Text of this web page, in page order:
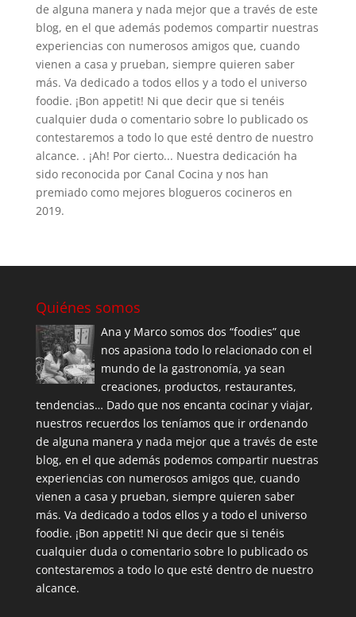
de alguna manera y nada mejor que a través de este
blog, en el que además podemos compartir nuestras
experiencias con numerosos amigos que, cuando
vienen a casa y prueban, siempre quieren saber
más. Va dedicado a todos ellos y a todo el universo
foodie. ¡Bon appetit! Ni que decir que si tenéis
cualquier duda o comentario sobre lo publicado os
contestaremos a todo lo que esté dentro de nuestro
alcance. . ¡Ah! Por cierto... Nuestra dedicación ha
sido reconocida por Canal Cocina y nos han
premiado como mejores blogueros cocineros en
2019.
Quiénes somos
Ana y Marco somos dos “foodies” que
nos apasiona todo lo relacionado con el
mundo de la gastronomía, ya sean
creaciones, productos, restaurantes,
tendencias… Dado que nos encanta cocinar y viajar,
nuestros recuerdos los teníamos que ir ordenando
de alguna manera y nada mejor que a través de este
blog, en el que además podemos compartir nuestras
experiencias con numerosos amigos que, cuando
vienen a casa y prueban, siempre quieren saber
más. Va dedicado a todos ellos y a todo el universo
foodie. ¡Bon appetit! Ni que decir que si tenéis
cualquier duda o comentario sobre lo publicado os
contestaremos a todo lo que esté dentro de nuestro
alcance.